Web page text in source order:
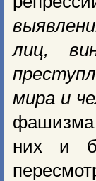
лиц,
мира и
фашизма
них и